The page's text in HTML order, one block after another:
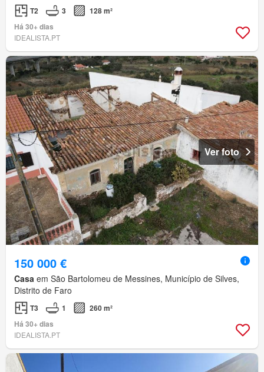
T2 3
128 m²
Há 30+ dias
IDEALISTA.PT
Ver foto
150 000 €
Casa em São Bartolomeu de Messines, Município de Silves,
Distrito de Faro
T3 1
260 m²
Há 30+ dias
IDEALISTA.PT